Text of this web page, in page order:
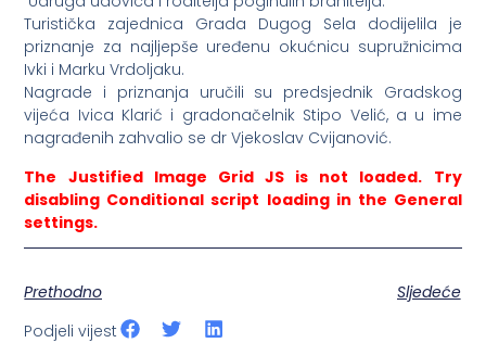
Turistička zajednica Grada Dugog Sela dodijelila je
priznanje za najljepše uređenu okućnicu supružnicima
Ivki i Marku Vrdoljaku.
Nagrade i priznanja uručili su predsjednik Gradskog
vijeća Ivica Klarić i gradonačelnik Stipo Velić, a u ime
nagrađenih zahvalio se dr Vjekoslav Cvijanović.
The Justified Image Grid JS is not loaded. Try
disabling Conditional script loading in the General
settings.
Prethodno
Sljedeće
Podjeli vijest